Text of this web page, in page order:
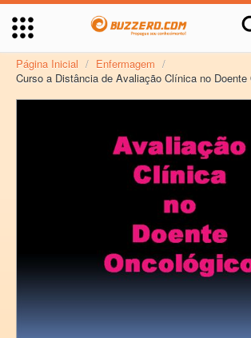
Página Inicial / Enfermagem /
Curso a Distância de Avaliação Clínica no Doente